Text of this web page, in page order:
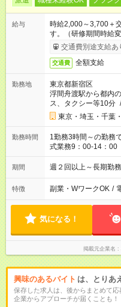
給与
時給2,000～3,700＋
す。（研修期間時給変
交通費別途支給あ
交通費 全額支給
勤務地
東京都新宿区
浮間舟渡駅から都内
ス、タクシー等10分
寄り駅から徒歩やバ
火葬場や式場の最寄
東京・埼玉・千葉
勤務時間
1勤務3時間～の勤務です
式業務9：00-14：
当、別途あり（30分
アテンド案内の場合
円～11,000円 （２現
期間 週２回以上～長期勤
特徴 副業・WワークOK /
気になる！
掲載元企業名
興味のあるバイト は、とりあ
保存した求人は、後からまとめて応
企業からアプローチが届くことも！